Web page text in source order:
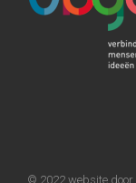
© 2022 website door